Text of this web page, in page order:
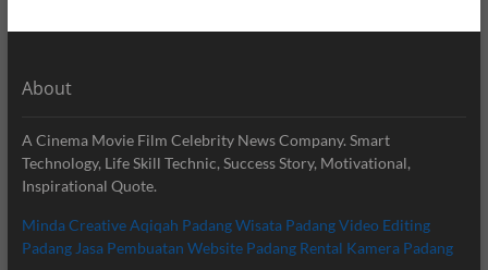
About
A Cinema Movie Film Celebrity News Company. Smart
Technology, Life Skill Technic, Success Story, Motivational,
Inspirational Quote.
Minda CreativeAqiqah PadangWisata PadangVideo Editing
Padang Jasa Pembuatan Website Padang Rental Kamera Padang